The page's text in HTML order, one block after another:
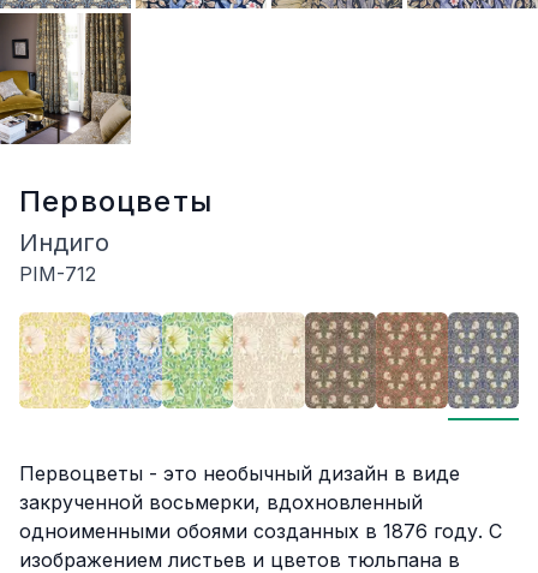
Первоцветы
Индиго
PIM-712
Описание
Первоцветы - это необычный дизайн в виде
закрученной восьмерки, вдохновленный
одноименными обоями созданных в 1876 году. С
изображением листьев и цветов тюльпана в